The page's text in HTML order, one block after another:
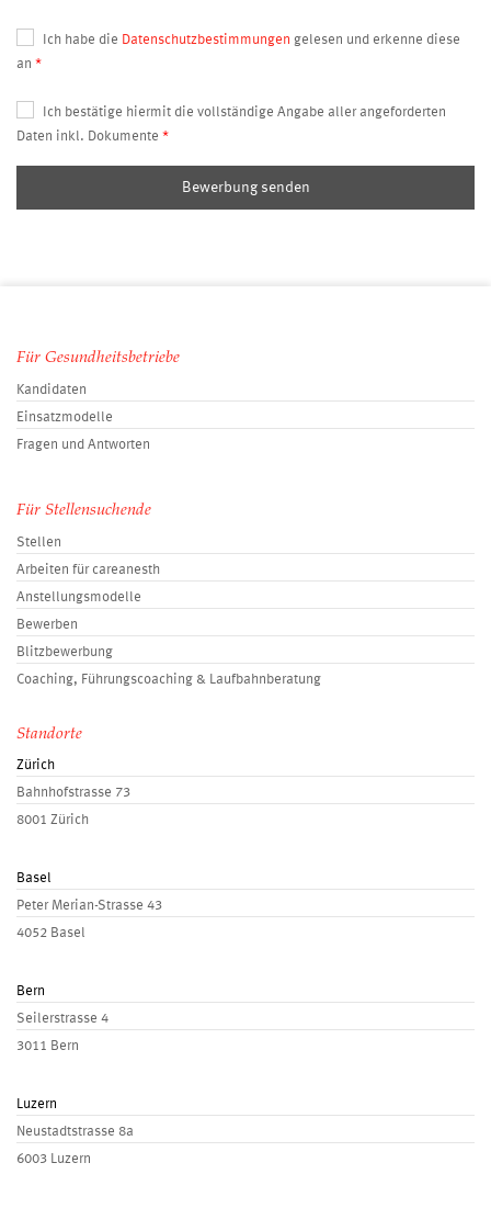
Ich habe die Datenschutzbestimmungen gelesen und erkenne diese
an
Ich bestätige hiermit die vollständige Angabe aller angeforderten
Daten inkl. Dokumente
Bewerbung senden
Für Gesundheitsbetriebe
Kandidaten
Einsatzmodelle
Fragen und Antworten
Für Stellensuchende
Stellen
Arbeiten für careanesth
Anstellungsmodelle
Bewerben
Blitzbewerbung
Coaching, Führungscoaching & Laufbahnberatung
Standorte
Zürich
Bahnhofstrasse 73
8001 Zürich
Basel
Peter Merian-Strasse 43
4052 Basel
Bern
Seilerstrasse 4
3011 Bern
Luzern
Neustadtstrasse 8a
6003 Luzern